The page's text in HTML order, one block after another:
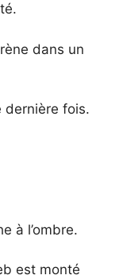
dans un
dernière fois.
à l’ombre.
est monté